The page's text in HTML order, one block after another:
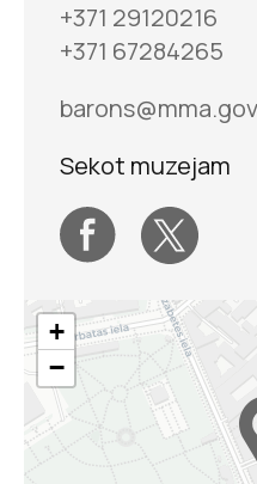
Ko māte
Krišjāņa Barona
Sveicinu
+371 29120216
+371 67284265
Sekot muzejam
+
−